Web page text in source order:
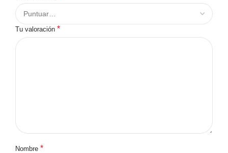
Tu valoración *
Nombre *